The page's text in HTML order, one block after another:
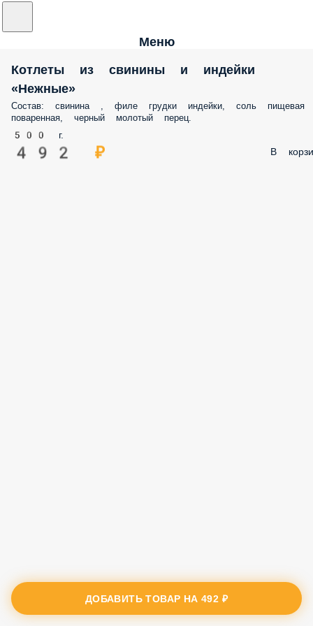
Меню
Котлеты из свинины и индейки
«Нежные»
Состав: свинина , филе грудки индейки, соль пищевая
поваренная, черный молотый перец.
500 г.
492 ₽ В
ДОБАВИТЬ ТОВАР НА492 ₽